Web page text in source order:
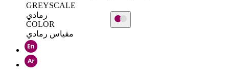
GREYSCALE
رمادي
COLOR
مقياس رمادي